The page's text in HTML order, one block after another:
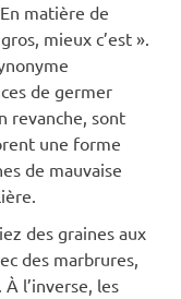
matière de
mieux c’est ».
de germer
revanche, sont
une forme
de mauvaise
des graines aux
des marbrures,
l’inverse, les